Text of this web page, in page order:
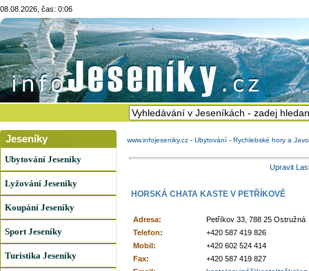
08.08.2026, čas: 0:06
Jeseníky
Ubytování Jeseníky
Lyžování Jeseníky
Koupání Jeseníky
Sport Jeseníky
Turistika Jeseníky
www.infojeseniky.cz - Ubytování - Rychlebské hory a
Upravit
HORSKÁ CHATA KASTE V PETŘÍKOVĚ
Adresa:
Petříkov 33, 788 25 Ostružná
Telefon:
+420 587 419 826
Mobil:
+420 602 524 414
Fax:
+420 587 419 827